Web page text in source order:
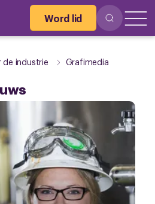
Word lid
de industrie Grafimedia